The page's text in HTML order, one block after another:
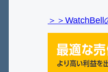
＞＞WatchBell